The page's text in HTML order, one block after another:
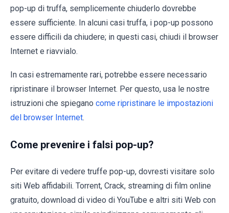
pop-up di truffa, semplicemente chiuderlo dovrebbe
essere sufficiente. In alcuni casi truffa, i pop-up possono
essere difficili da chiudere; in questi casi, chiudi il browser
Internet e riavvialo.
In casi estremamente rari, potrebbe essere necessario
ripristinare il browser Internet. Per questo, usa le nostre
istruzioni che spiegano come ripristinare le impostazioni
del browser Internet.
Come prevenire i falsi pop-up?
Per evitare di vedere truffe pop-up, dovresti visitare solo
siti Web affidabili. Torrent, Crack, streaming di film online
gratuito, download di video di YouTube e altri siti Web con